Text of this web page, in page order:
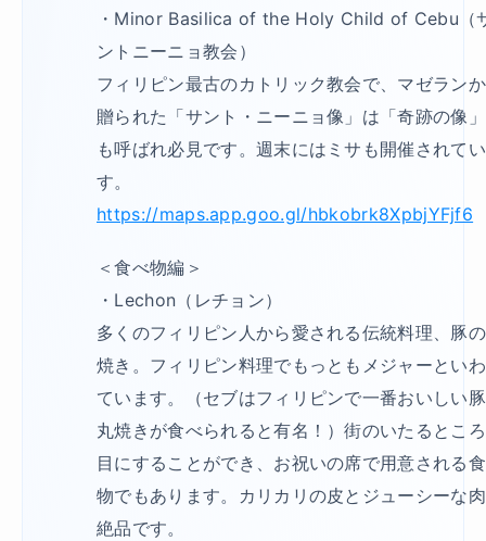
・Minor Basilica of the Holy Child of Cebu（
ントニーニョ教会）
フィリピン最古のカトリック教会で、マゼラン
贈られた「サント・ニーニョ像」は「奇跡の像
も呼ばれ必見です。週末にはミサも開催されて
す。
https://maps.app.goo.gl/hbkobrk8XpbjYFjf6
＜食べ物編＞
・Lechon（レチョン）
多くのフィリピン人から愛される伝統料理、豚
焼き。フィリピン料理でもっともメジャーとい
ています。（セブはフィリピンで一番おいしい
丸焼きが食べられると有名！）街のいたるとこ
目にすることができ、お祝いの席で用意される
物でもあります。カリカリの皮とジューシーな
絶品です。